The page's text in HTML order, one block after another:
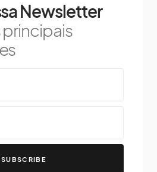
Newsletter
principais
SUBSCRIBE